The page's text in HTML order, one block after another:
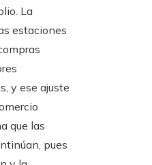
La
estaciones
y ese ajuste
que las
pues